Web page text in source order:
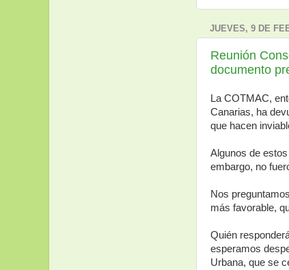
JUEVES, 9 DE
Reunión
documento
La COTMAC,
Canarias, ha
que hacen
Algunos de
embargo, no
Nos
más favorable,
Quién
esperamos
Urbana, que se